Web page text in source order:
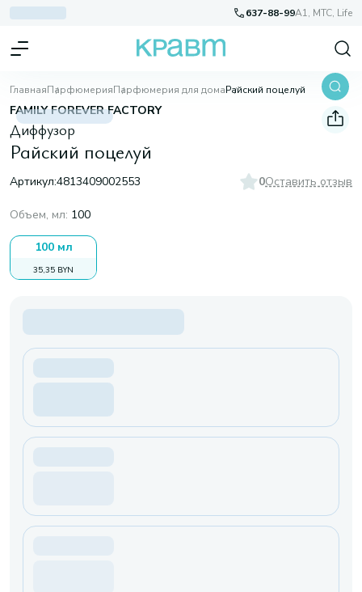
637-88-99A1, МТС, Life
ГлавнаяПарфюмерияПарфюмерия для домаРайский поцелуй
FAMILY FOREVER FACTORY
Диффузор
Райский поцелуй
Артикул:4813409002553 0Оставить отзыв
Объем, мл: 100
100 мл
35,35 BYN